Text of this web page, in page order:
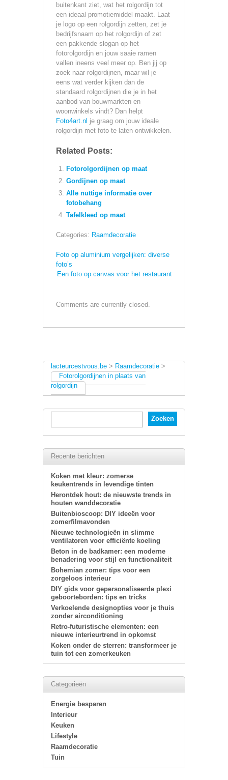
buitenkant ziet, wat het rolgordijn tot
een ideaal promotiemiddel maakt. Laat
je logo op een rolgordijn zetten, zet je
bedrijfsnaam op het rolgordijn of zet
een pakkende slogan op het
fotorolgordijn en jouw saaie ramen
vallen ineens veel meer op. Ben jij op
zoek naar rolgordijnen, maar wil je
eens wat verder kijken dan de
standaard rolgordijnen die je in het
aanbod van bouwmarkten en
woonwinkels vindt? Dan helpt
Foto4art.nl je graag om jouw ideale
rolgordijn met foto te laten ontwikkelen.
Related Posts:
Fotorolgordijnen op maat
Gordijnen op maat
Alle nuttige informatie over
fotobehang
Tafelkleed op maat
Categories: Raamdecoratie
Foto op aluminium vergelijken: diverse
foto’s
Een foto op canvas voor het restaurant
Comments are currently closed.
lacteurcestvous.be > Raamdecoratie >
Fotorolgordijnen in plaats van
rolgordijn
Recente berichten
Koken met kleur: zomerse
keukentrends in levendige tinten
Herontdek hout: de nieuwste trends in
houten wanddecoratie
Buitenbioscoop: DIY ideeën voor
zomerfilmavonden
Nieuwe technologieën in slimme
ventilatoren voor efficiënte koeling
Beton in de badkamer: een moderne
benadering voor stijl en functionaliteit
Bohemian zomer: tips voor een
zorgeloos interieur
DIY gids voor gepersonaliseerde plexi
geboorteborden: tips en tricks
Verkoelende designopties voor je thuis
zonder airconditioning
Retro-futuristische elementen: een
nieuwe interieurtrend in opkomst
Koken onder de sterren: transformeer je
tuin tot een zomerkeuken
Categorieën
Energie besparen
Interieur
Keuken
Lifestyle
Raamdecoratie
Tuin